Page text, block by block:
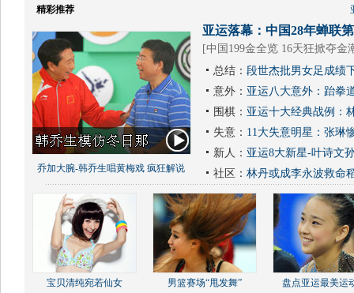
精彩推荐
乔加大腕-韩乔生唱黄梅戏 疯狂解说
亚运落幕：中国28年蝉联
[中国199金全览 16天狂掀夺金
总结： 段世杰批男女足成绩
意外： 亚运八大意外：跆拳
围棋： 亚运十大经典战例：
失意： 11大失意明星：张琳
新人： 亚运8大新星-叶诗文
社区： 林丹或成李永波救命
宝贝清纯宛若仙女 男篮赛场“甩发舞” 盘点亚运最美运